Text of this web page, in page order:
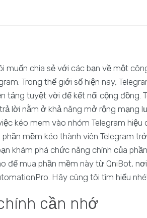
muốn chia sẻ với các bạn về một
Trong thế giới số hiện nay,
tảng tuyệt vời để kết nối cộng đồng.
lời nằm ở khả năng mở rộng mạng
kéo mem vào nhóm Telegram
mềm kéo thành viên Telegram
khám phá chức năng chính của
để mua phần mềm này từ QniBot,
Hãy cùng tôi tìm hiểu nhé!
cần nhớ